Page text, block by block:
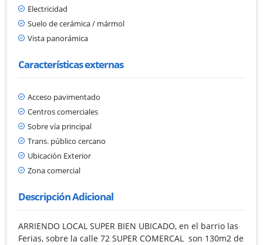
Electricidad
Suelo de cerámica / mármol
Vista panorámica
Características externas
Acceso pavimentado
Centros comerciales
Sobre vía principal
Trans. público cercano
Ubicación Exterior
Zona comercial
Descripción Adicional
ARRIENDO LOCAL SUPER BIEN UBICADO, en el barrio las
Ferias, sobre la calle 72 SUPER COMERCAL son 130m2 de